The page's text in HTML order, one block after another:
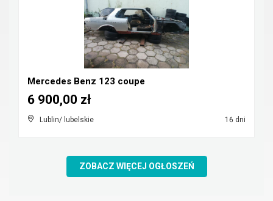
Mercedes Benz 123 coupe
Lublin/ lubelskie 16 dni
6 900,00 zł
ZOBACZ WIĘCEJ OGŁOSZEŃ